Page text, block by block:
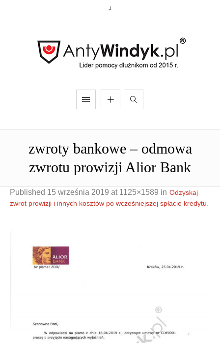
Doradztwo prawne Negocjacje z wierzycielami
zwroty bankowe – odmowa
zwrotu prowizji Alior Bank
Published 15 września 2019 at 1125×1589 in Odzyskaj
zwrot prowizji i innych kosztów po wcześniejszej spłacie kredytu.